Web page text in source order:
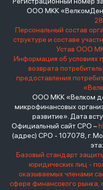
ООО МКК
Персональный состав
структуре и составе
Устав ООО
Информация об условиях
возврата
предоставления
ООО МКК «Велком
микрофинансовых
развитие». Дата
Официальный сайт СРО –
(адрес) СРО - 107078, г.
Базовый стандарт
юридических лиц -
оказываемых членами
сфере финансового